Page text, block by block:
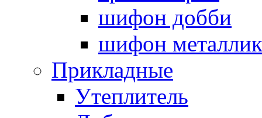
шифон добби
шифон металлик
Прикладные
Утеплитель